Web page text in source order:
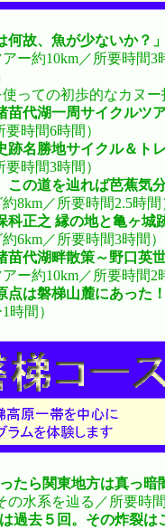
何故、魚が少ないか？
ー約10km／所要時間3
っての初歩的なカヌー
苗代湖一周サイクルツ
時間6時間）
跡名勝地サイクル＆ト
時間3時間）
この道を辿れば芭蕉気
8km／所要時間2.5時間
科正之 縁の地と亀ヶ城
6km／所要時間3時間）
苗代湖畔散策～野口英
ー約10km／所要時間2
点は磐梯山麓にあった
間）
たら関東地方は真っ暗
水系を辿る／所要時
過去５回。その炸裂は